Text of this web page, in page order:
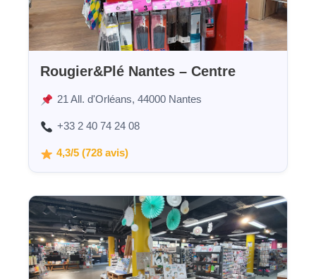
Rougier&Plé Nantes – Centre
21 All. d'Orléans, 44000 Nantes
+33 2 40 74 24 08
4,3/5 (728 avis)